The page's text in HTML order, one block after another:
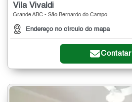
Vila Vivaldi
Grande ABC - São Bernardo do Campo
Endereço no círculo do mapa
Contatar